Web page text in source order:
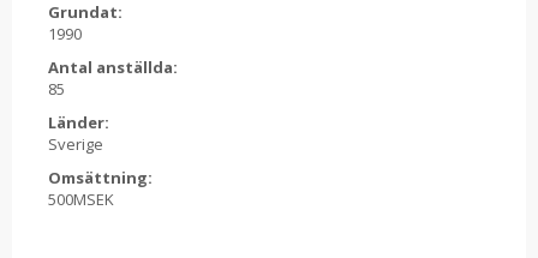
Grundat:
1990
Antal anställda:
85
Länder:
Sverige
Omsättning:
500MSEK